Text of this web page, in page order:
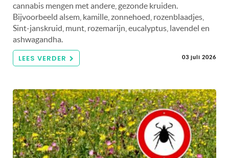
cannabis mengen met andere, gezonde kruiden.
Bijvoorbeeld alsem, kamille, zonnehoed, rozenblaadjes,
Sint-janskruid, munt, rozemarijn, eucalyptus, lavendel en
ashwagandha.
LEES VERDER 03 juli 2026